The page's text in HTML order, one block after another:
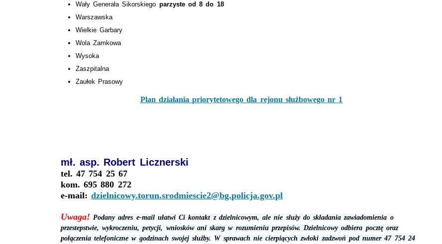
Wały Generała Sikorskiego parzyste od 8 do 18
Warszawska
Wielkie Garbary
Wola Zamkowa
Wysoka
Zaszpitalna
Zaułek Prasowy
Plan działania priorytetowego dla rejonu służbowego nr 1
mł. asp. Robert Licznerski
tel. 47 754 25 67
kom. 695 880 272
e-mail:dzielnicowy.torun.srodmiescie2@bg.policja.gov.pl
Uwaga! Podany adres e-mail ułatwi Ci kontakt z dzielnicowym, ale nie służy do składania zawiadomienia o
przestepstwie, wykroczeniu, petycji, wniosków ani skarg w rozumieniu przepisów. Dzielnicowy odbiera pocztę oraz
połączenia telefoniczne w godzinach swojej służby. W sprawach nie cierpiących zwłoki zadzwoń pod numer 47 754 24